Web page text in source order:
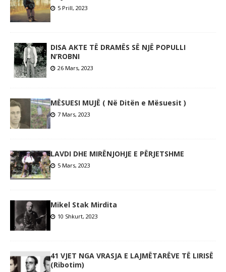
5 Prill, 2023
DISA AKTE TË DRAMËS SË NJË POPULLI
N’ROBNI
26 Mars, 2023
MËSUESI MUJË ( Në Ditën e Mësuesit )
7 Mars, 2023
LAVDI DHE MIRËNJOHJE E PËRJETSHME
5 Mars, 2023
Mikel Stak Mirdita
10 Shkurt, 2023
41 VJET NGA VRASJA E LAJMËTARËVE TË LIRISË
(Ribotim)